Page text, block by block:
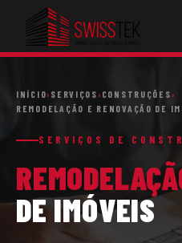
↳ PICHELARIA
↳ ELETRICIDADE
INÍCIO› SERVIÇOS› CONSTRUÇÕES›
REMODELAÇÃO E RENOVAÇÃO DE
SERVIÇOS DE
DE IMÓVEIS